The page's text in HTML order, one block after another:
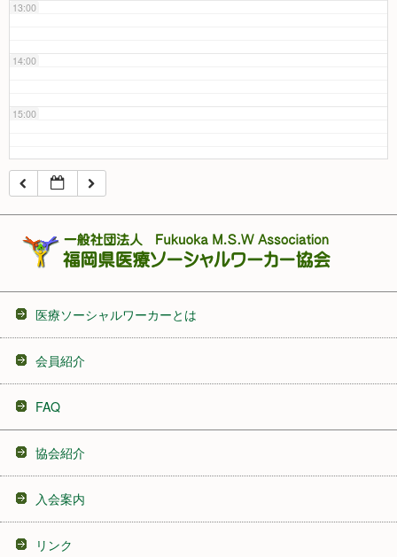
13:00
14:00
15:00
16:00
21:00
23:00
医療ソーシャルワーカーとは
会員紹介
FAQ
協会紹介
入会案内
リンク